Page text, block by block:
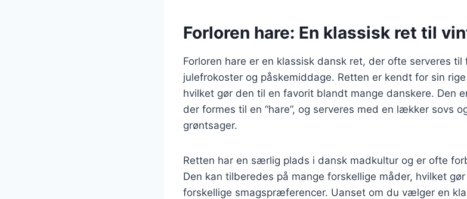
Forloren hare: En klassisk ret til
Forloren hare er en klassisk dansk ret, der ofte serveres
julefrokoster og påskemiddage. Retten er kendt for sin
hvilket gør den til en favorit blandt mange danskere. Den
der formes til en “hare”, og serveres med en lækker sovs
grøntsager.
Retten har en særlig plads i dansk madkultur og er ofte
Den kan tilberedes på mange forskellige måder, hvilket
forskellige smagspræferencer. Uanset om du vælger en